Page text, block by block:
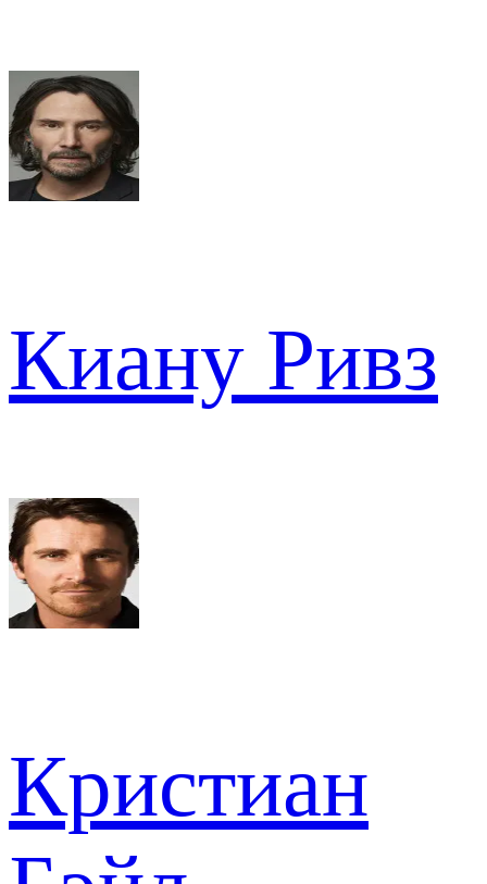
Киану Ривз
Кристиан